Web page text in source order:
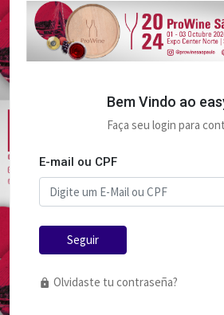
Bem Vindo ao
Faça seu login para
E-mail ou CPF
Seguir
Olvidaste tu contraseña?